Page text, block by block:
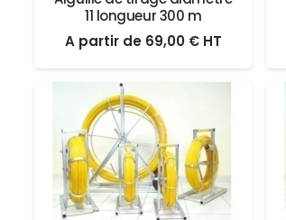
11 longueur 300 m
A partir de Le
prix
initial
était :
69,00 €.
69,00 €Le
prix
69,00 €.
HT